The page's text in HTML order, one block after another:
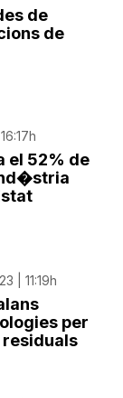
de
de
el 52% de
| 11:19h
per